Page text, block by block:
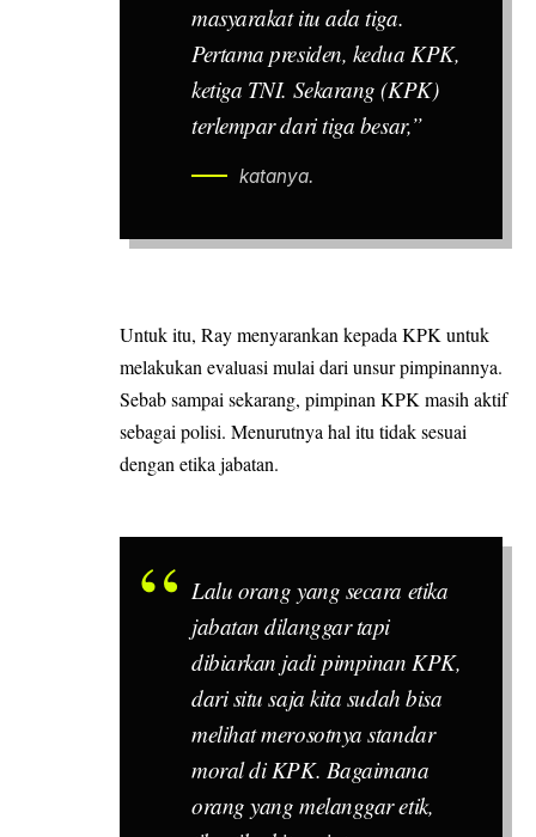
masyarakat itu ada tiga.
Pertama presiden, kedua KPK,
ketiga TNI. Sekarang (KPK)
terlempar dari tiga besar,”
katanya.
Untuk itu, Ray menyarankan kepada KPK untuk
melakukan evaluasi mulai dari unsur pimpinannya.
Sebab sampai sekarang, pimpinan KPK masih aktif
sebagai polisi. Menurutnya hal itu tidak sesuai
dengan etika jabatan.
Lalu orang yang secara etika
jabatan dilanggar tapi
dibiarkan jadi pimpinan KPK,
dari situ saja kita sudah bisa
melihat merosotnya standar
moral di KPK. Bagaimana
orang yang melanggar etik,